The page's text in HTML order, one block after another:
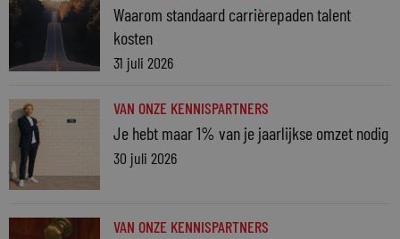
Waarom standaard carrièrepaden talent
kosten
31 juli 2026
VAN ONZE KENNISPARTNERS
Je hebt maar 1% van je jaarlijkse omzet nodig
30 juli 2026
VAN ONZE KENNISPARTNERS